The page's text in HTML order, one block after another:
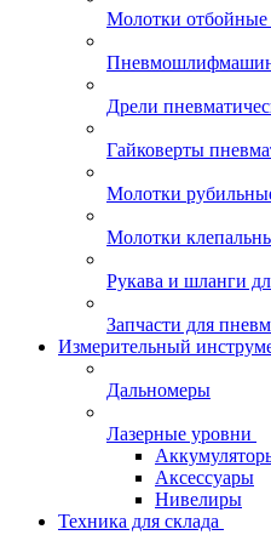
Молотки
Дрели
Гайковерты
Молотки
Молотки
Рукава и шланги
Запчасти для
Измерительный
Дальномеры
Лазерные уровни
Аксессуары
Нивелиры
Техника для склада